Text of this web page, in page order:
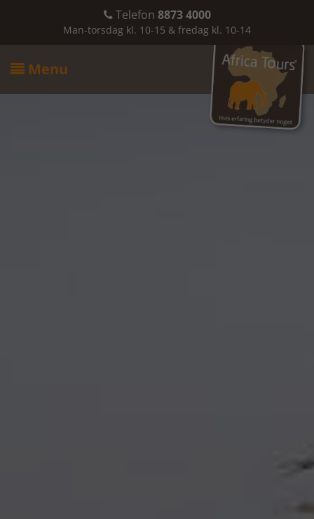
Telefon 8873 4000
Man-torsdag kl. 10-15 & fredag kl. 10-14
 Menu